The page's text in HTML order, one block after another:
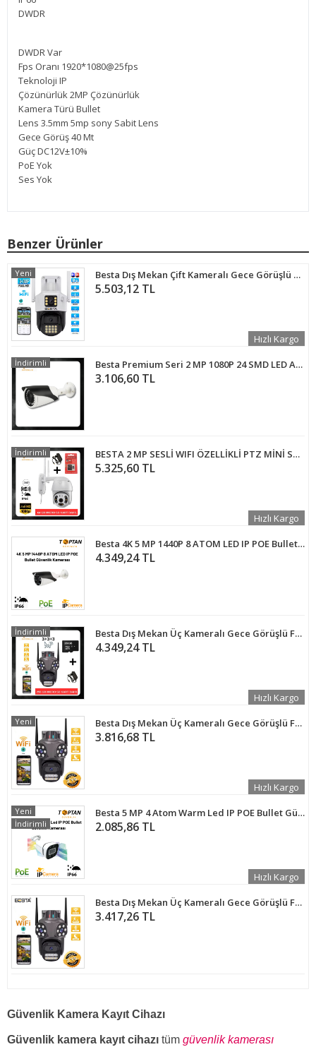
DWDR
DWDR Var
Fps Oranı 1920*1080@25fps
Teknoloji IP
Çözünürlük 2MP Çözünürlük
Kamera Türü Bullet
Lens 3.5mm 5mp sony Sabit Lens
Gece Görüş 40 Mt
Güç DC12V±10%
PoE Yok
Ses Yok
Benzer Ürünler
Besta Dış Mekan Çift Kameralı Gece Görüşlü Full Hd Ip Akıllı Güvenlik Kamerası PTZ GÜVENLİK KAMERASI BB-1729
5.503,12 TL
Yeni
Hızlı Kargo
Besta Premium Seri 2 MP 1080P 24 SMD LED AHD Güvenlik Kamerası KD-2776
3.106,60 TL
İndirimli
BESTA 2 MP SESLİ WIFI ÖZELLİKLİ PTZ MİNİ SPEED DOME GÜVENLİK KAMERASI 64 GB MICRO SD KART DAHİL BT-170164
5.325,60 TL
İndirimli
Hızlı Kargo
Besta 4K 5 MP 1440P 8 ATOM LED IP POE Bullet Güvenlik Kamerası BT-5615
4.349,24 TL
Besta Dış Mekan Üç Kameralı Gece Görüşlü Full Hd Ip Akıllı PTZ Güvenlik Kamerası 256 GB Micro SD Kart ve Adaptör Dahil BB-17356
4.349,24 TL
İndirimli
Hızlı Kargo
Besta Dış Mekan Üç Kameralı Gece Görüşlü Full Hd Ip Akıllı Güvenlik Kamerası PTZ GÜVENLİK KAMERASI BB-1735
3.816,68 TL
Yeni
Hızlı Kargo
Besta 5 MP 4 Atom Warm Led IP POE Bullet Güvenlik Kamerası KD-1240
2.085,86 TL
Yeni
İndirimli
Hızlı Kargo
Besta Dış Mekan Üç Kameralı Gece Görüşlü Full Hd Ip Akıllı Güvenlik Kamerası PTZ GÜVENLİK KAMERASI BB-173510
3.417,26 TL
Güvenlik Kamera Kayıt Cihazı
Güvenlik kamera kayıt cihazı tüm güvenlik kamerası